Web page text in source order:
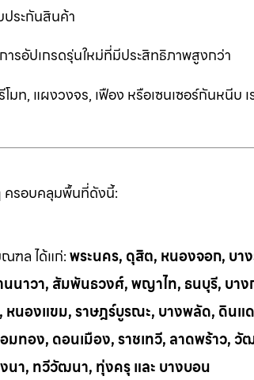
ระกันสินค้า
รอัปเกรดรุ่นใหม่ที่มีประสิทธิภาพสูงกว่า
โมท, แผงวงจร, เฟือง หรือเซนเซอร์กันหนีบ
ครอบคลุมพื้นที่ดังนี้:
ณฑล ได้แก่:พระนคร, ดุสิต, หนองจอก, บา
นนาวา, สัมพันธวงศ์, พญาไท, ธนบุรี, บา
นองแขม, ราษฎร์บูรณะ, บางพลัด, ดินแ
มทอง, ดอนเมือง, ราชเทวี, ลาดพร้าว, วั
นา, ทวีวัฒนา, ทุ่งครุ และ บางบอน